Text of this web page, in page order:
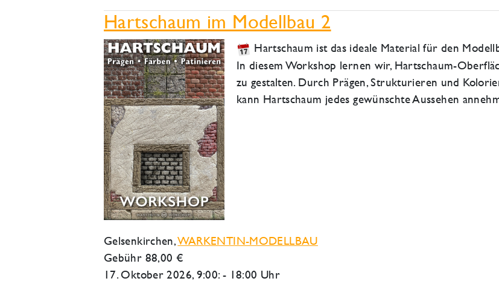
Hartschaum im Modellbau 2
Hartschaum ist das ideale Material für den
In diesem Workshop lernen wir, Hartschaum-
zu gestalten. Durch Prägen, Strukturieren und
kann Hartschaum jedes gewünschte Aussehen
Gelsenkirchen,WARKENTIN-MODELLBAU
Gebühr 88,00 €
17. Oktober 2026, 9:00: - 18:00 Uhr